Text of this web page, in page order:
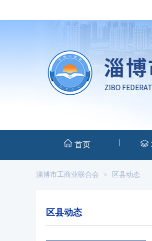
首页 |
淄博市工商业联合会 > 区县动态
区县动态